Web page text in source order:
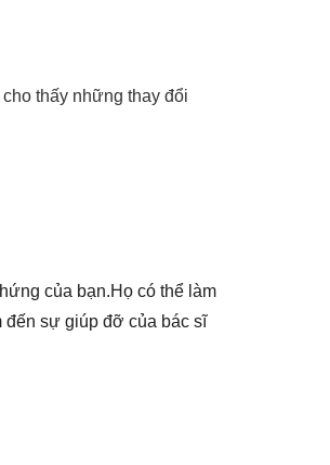
thấy những thay đổi
của bạn.Họ có thể làm
đến sự giúp đỡ của bác sĩ